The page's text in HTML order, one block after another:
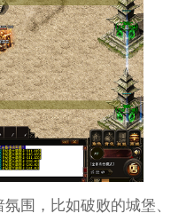
围，比如破败的城堡、